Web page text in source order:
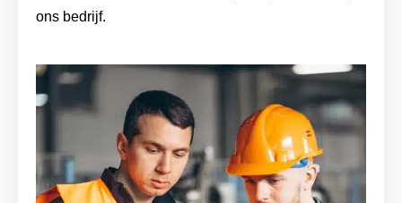
ons bedrijf.